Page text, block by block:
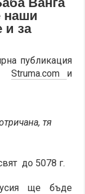
наши
и за
публикация
Struma.com и
тя
до 5078 г.
ще бъде